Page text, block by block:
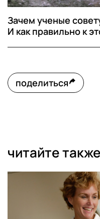
Зачем ученые
И как правильно к
поделиться
читайте также